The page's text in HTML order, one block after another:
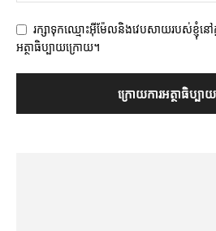
រក្សាទុកឈ្មោះអ៊ីម៉ែលនិងវេបសាយរបស់ខ្ញុំនៅក្នុ
អត្ថាធិប្បាយក្រោយ។